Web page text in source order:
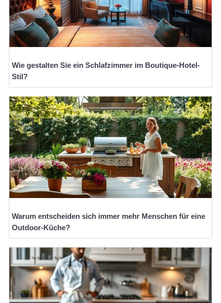
Wie gestalten Sie ein Schlafzimmer im Boutique-Hotel-
Stil?
Warum entscheiden sich immer mehr Menschen für eine
Outdoor-Küche?